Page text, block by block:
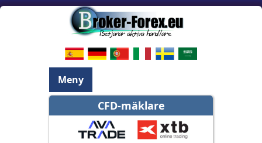
Meny
CFD-mäklare